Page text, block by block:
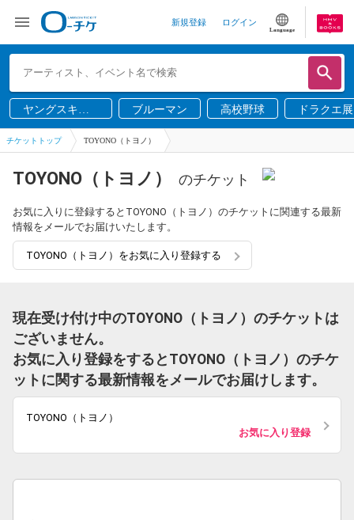
新規登録 ログイン
Language
ヤングスキニ
ー
ブルーマン 高校野球 ドラクエ展
チケットトップ TOYONO（トヨノ）
TOYONO（トヨノ） のチケット
お気に入りに登録するとTOYONO（トヨノ）のチケットに関連する最新
情報をメールでお届けいたします。
TOYONO（トヨノ）をお気に入り登録する
現在受け付け中のTOYONO（トヨノ）のチケットは
ございません。
お気に入り登録をするとTOYONO（トヨノ）のチケ
ットに関する最新情報をメールでお届けします。
TOYONO（トヨノ）
お気に入り登録